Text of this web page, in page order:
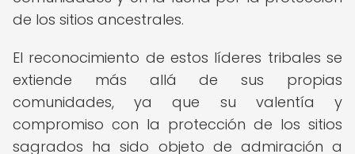
de los sitios ancestrales.
El reconocimiento de estos líderes tribales se
extiende más allá de sus propias
comunidades, ya que su valentía y
compromiso con la protección de los sitios
sagrados ha sido objeto de admiración a